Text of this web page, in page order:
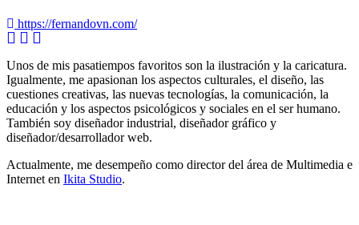
https://fernandovn.com/
Unos de mis pasatiempos favoritos son la ilustración y la caricatura.
Igualmente, me apasionan los aspectos culturales, el diseño, las
cuestiones creativas, las nuevas tecnologías, la comunicación, la
educación y los aspectos psicológicos y sociales en el ser humano.
También soy diseñador industrial, diseñador gráfico y
diseñador/desarrollador web.
Actualmente, me desempeño como director del área de Multimedia e
Internet en Ikita Studio.